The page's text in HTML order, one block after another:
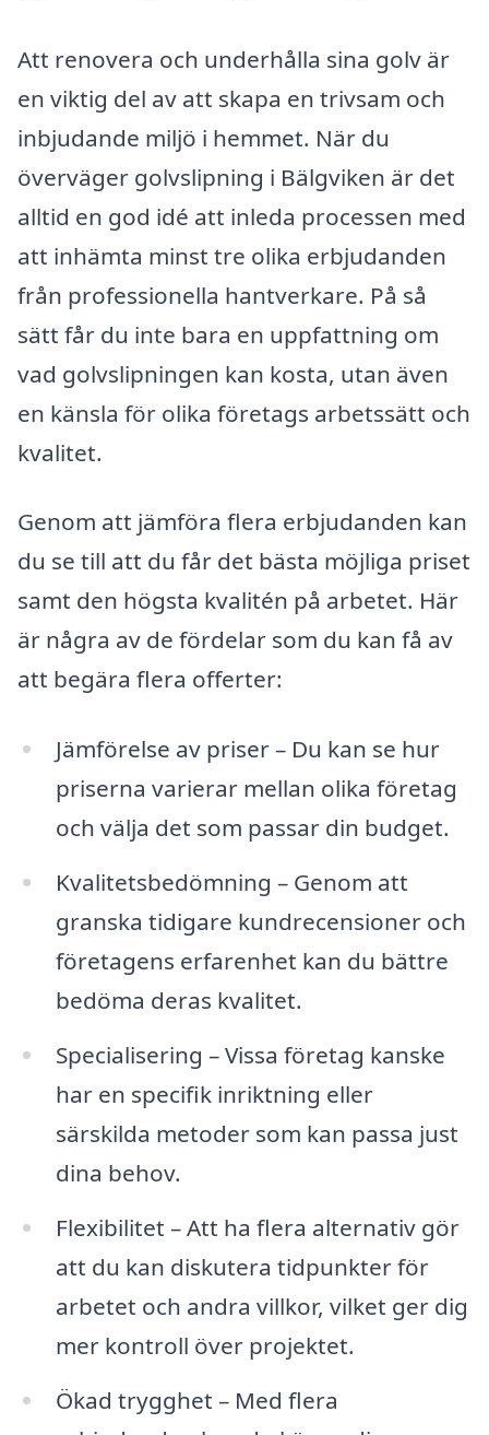
Att renovera och underhålla sina golv är
en viktig del av att skapa en trivsam och
inbjudande miljö i hemmet. När du
överväger golvslipning i Bälgviken är det
alltid en god idé att inleda processen med
att inhämta minst tre olika erbjudanden
från professionella hantverkare. På så
sätt får du inte bara en uppfattning om
vad golvslipningen kan kosta, utan även
en känsla för olika företags arbetssätt och
kvalitet.
Genom att jämföra flera erbjudanden kan
du se till att du får det bästa möjliga priset
samt den högsta kvalitén på arbetet. Här
är några av de fördelar som du kan få av
att begära flera offerter:
Jämförelse av priser – Du kan se hur
priserna varierar mellan olika företag
och välja det som passar din budget.
Kvalitetsbedömning – Genom att
granska tidigare kundrecensioner och
företagens erfarenhet kan du bättre
bedöma deras kvalitet.
Specialisering – Vissa företag kanske
har en specifik inriktning eller
särskilda metoder som kan passa just
dina behov.
Flexibilitet – Att ha flera alternativ gör
att du kan diskutera tidpunkter för
arbetet och andra villkor, vilket ger dig
mer kontroll över projektet.
Ökad trygghet – Med flera